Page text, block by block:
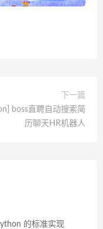
下一篇
boss直聘自动搜索简
历聊天HR机器人
的标准实现